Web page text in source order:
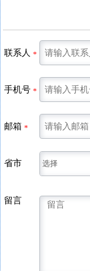
联系人 *
手机号 *
邮箱 *
省市
留言